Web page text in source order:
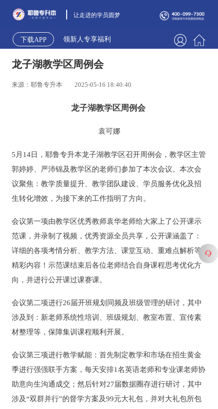
让走进的学员圆梦
下载APP 领新人专享福利
龙子湖教学区周例会
来源：耶鲁专升本 2025-05-16 18:40:40
龙子湖教学区周例会
袁可娜
5月14日，耶鲁专升本龙子湖教学区召开周例会，教学区主管
郭婷婷、严沛锦及教学区的老师们参加了本次会议。本次会
议聚焦：教学质量提升、教学团队建设、学员服务优化及招
生转化增效，为接下来的工作指明了方向。
会议第一项由教学区优秀教师袁华老师给大家上了公开课示
范课，并录制了视频，优秀资源全员共享，公开课涵盖了：
详细的各项考情分析、教学方法、课堂互动、重难点解析等
精彩内容！示范课结束后各位老师结合自身课程思考优化方
向，并进行公开课过课赛课。
会议第二项进行26届开班规划同频及班级管理的研讨，其中
涉及到：新老师系统性培训、班级规划、教室布置、宣传素
材整理等，保障集训课程顺利开展。
会议第三项进行教学赋能：首先制定教学和市场在招生黄金
季进行强强联手方案，每天安排1名英语老师和专业课老师协
助意向生沟通成交；然后针对27届数据圈存进行研讨，其中
涉及“双群并行”的督学方案及99元大礼包，并对大礼包所包